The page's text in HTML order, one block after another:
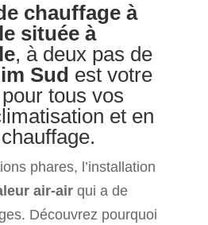
chauffage à
située à
, à deux pas de
Sud est votre
tous vos
et en
phares, l’installation
air-airqui a de
Découvrez pourquoi